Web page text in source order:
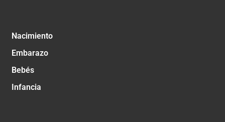
Nacimiento
Embarazo
Bebés
Infancia